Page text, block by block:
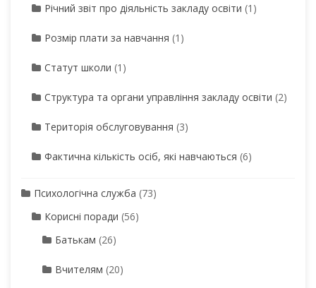
Річний звіт про діяльність закладу освіти (1)
Розмір плати за навчання (1)
Статут школи (1)
Структура та органи управління закладу освіти (2)
Територія обслуговування (3)
Фактична кількість осіб, які навчаються (6)
Психологічна служба (73)
Корисні поради (56)
Батькам (26)
Вчителям (20)